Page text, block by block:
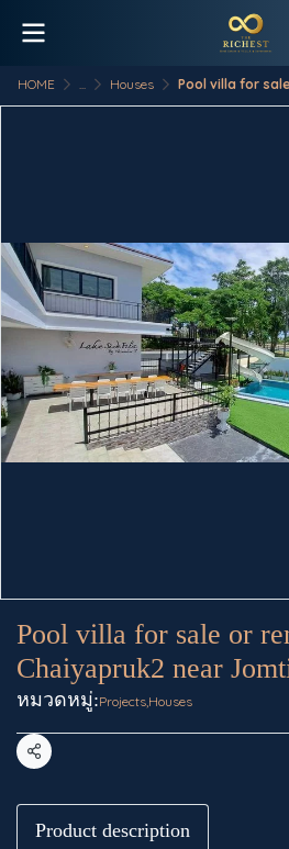
HOME ... Houses Pool villa for sale or rent
Pool villa for sale or
Chaiyapruk2 near
หมวดหมู่:Projects,Houses
แชร์
Product description